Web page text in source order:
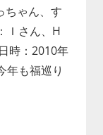
ゃん、す
Ｉさん、H
時：2010年
も福巡り